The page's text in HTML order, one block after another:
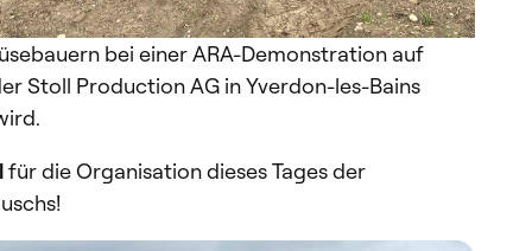
bei einer ARA-Demonstration auf
Stoll Production AG in Yverdon-les-Bains
für die Organisation dieses Tages der